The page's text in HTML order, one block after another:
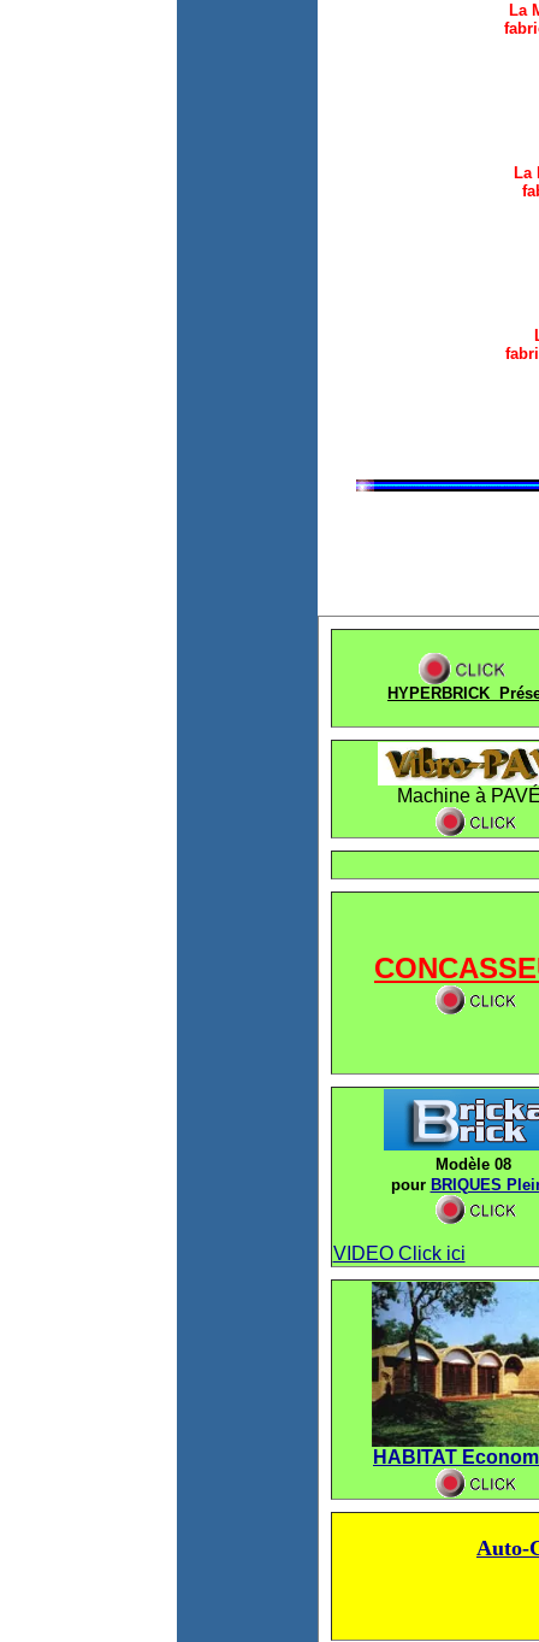
La
La
HYPERBRICK
Machine à
Modèle 08
pour BRIQUES
VIDEO Click ici
HABITAT
Auto-